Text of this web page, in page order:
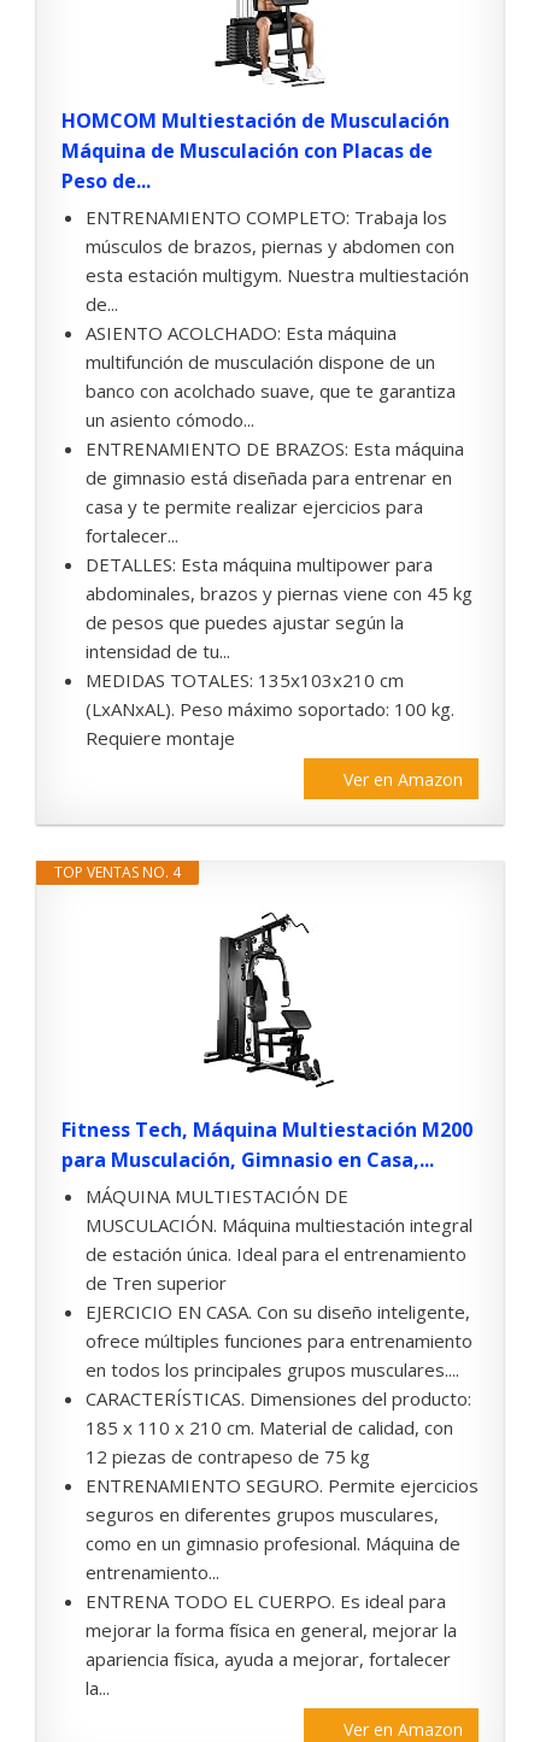
HOMCOM Multiestación de Musculación
Máquina de Musculación con Placas de
Peso de...
ENTRENAMIENTO COMPLETO: Trabaja los
músculos de brazos, piernas y abdomen con
esta estación multigym. Nuestra multiestación
de...
ASIENTO ACOLCHADO: Esta máquina
multifunción de musculación dispone de un
banco con acolchado suave, que te garantiza
un asiento cómodo...
ENTRENAMIENTO DE BRAZOS: Esta máquina
de gimnasio está diseñada para entrenar en
casa y te permite realizar ejercicios para
fortalecer...
DETALLES: Esta máquina multipower para
abdominales, brazos y piernas viene con 45 kg
de pesos que puedes ajustar según la
intensidad de tu...
MEDIDAS TOTALES: 135x103x210 cm
(LxANxAL). Peso máximo soportado: 100 kg.
Requiere montaje
Ver en Amazon
TOP VENTAS NO. 4
Fitness Tech, Máquina Multiestación M200
para Musculación, Gimnasio en Casa,...
MÁQUINA MULTIESTACIÓN DE
MUSCULACIÓN. Máquina multiestación integral
de estación única. Ideal para el entrenamiento
de Tren superior
EJERCICIO EN CASA. Con su diseño inteligente,
ofrece múltiples funciones para entrenamiento
en todos los principales grupos musculares....
CARACTERÍSTICAS. Dimensiones del producto:
185 x 110 x 210 cm. Material de calidad, con
12 piezas de contrapeso de 75 kg
ENTRENAMIENTO SEGURO. Permite ejercicios
seguros en diferentes grupos musculares,
como en un gimnasio profesional. Máquina de
entrenamiento...
ENTRENA TODO EL CUERPO. Es ideal para
mejorar la forma física en general, mejorar la
apariencia física, ayuda a mejorar, fortalecer
la...
Ver en Amazon